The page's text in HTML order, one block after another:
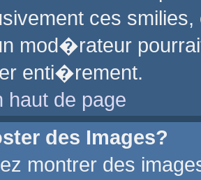
ces
mod�rateur
enti�rement.
haut de page
des Images?
montrer des